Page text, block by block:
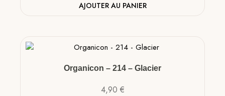
AJOUTER AU PANIER
Organicon – 214 – Glacier
4,90 €